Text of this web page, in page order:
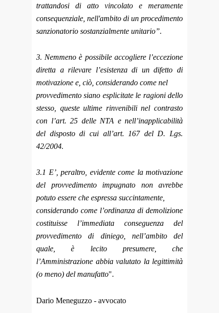
trattandosi di atto vincolato e meramente
consequenziale, nell'ambito di un procedimento
sanzionatorio sostanzialmente unitario”.
3. Nemmeno è possibile accogliere l’eccezione
diretta a rilevare l’esistenza di un difetto di
motivazione e, ciò, considerando come nel
provvedimento siano esplicitate le ragioni dello
stesso, queste ultime rinvenibili nel contrasto
con l’art. 25 delle NTA e nell’inapplicabilità
del disposto di cui all’art. 167 del D. Lgs.
42/2004.
3.1 E’, peraltro, evidente come la motivazione
del provvedimento impugnato non avrebbe
potuto essere che espressa succintamente,
considerando come l’ordinanza di demolizione
costituisse l’immediata conseguenza del
provvedimento di diniego, nell’ambito del
quale, è lecito presumere, che
l’Amministrazione abbia valutato la legittimità
(o meno) del manufatto".
Dario Meneguzzo - avvocato